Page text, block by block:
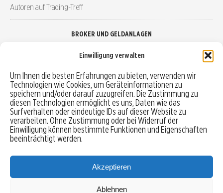
Einwilligung verwalten
Um Ihnen die besten Erfahrungen zu bieten, verwenden wir
Technologien wie Cookies, um Geräteinformationen zu
speichern und/oder darauf zuzugreifen. Die Zustimmung zu
diesen Technologien ermöglicht es uns, Daten wie das
Surfverhalten oder eindeutige IDs auf dieser Website zu
verarbeiten. Ohne Zustimmung oder bei Widerruf der
Einwilligung können bestimmte Funktionen und Eigenschaften
beeinträchtigt werden.
Akzeptieren
Ablehnen
Autoren auf Trading-Treff
BROKER UND GELDANLAGEN
Robo-Advisor vergleichen
Depotvergleich
Festgeld vergleichen
Tagesgeld vergleichen